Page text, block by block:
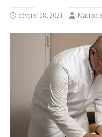
février 18, 2021 Marion